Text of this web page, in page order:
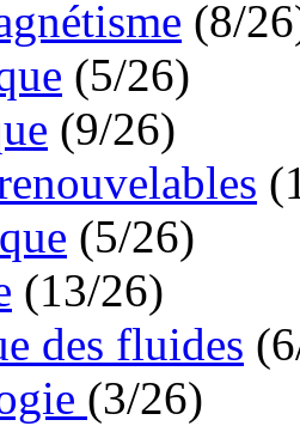
(8/
(5/26)
(9/26)
(5/26)
(13/26)
des fluides
(3/26)